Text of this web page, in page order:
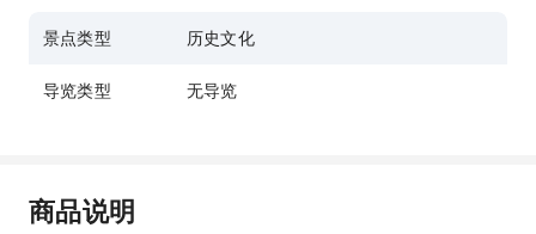
景点类型 历史文化
导览类型 无导览
商品说明